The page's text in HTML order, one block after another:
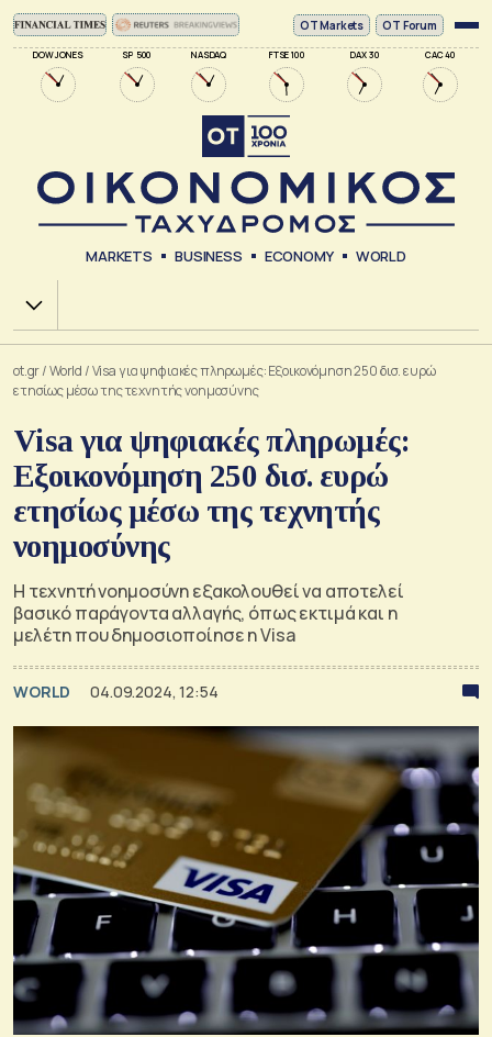
DOW JONES SP 500 NASDAQ FTSE 100 DAX 30 CAC 40
ΟΤ Markets OT Forum
MARKETS BUSINESS ECONOMY WORLD
Χ.Α.
ot.gr/World /Visa για ψηφιακές πληρωμές: Εξοικονόμηση 250 δισ. ευρώ
ετησίως μέσω της τεχνητής νοημοσύνης
Visa για ψηφιακές πληρωμές:
Εξοικονόμηση 250 δισ. ευρώ
ετησίως μέσω της τεχνητής
νοημοσύνης
Η τεχνητή νοημοσύνη εξακολουθεί να αποτελεί
βασικό παράγοντα αλλαγής, όπως εκτιμά και η
μελέτη που δημοσιοποίησε η Visa
WORLD 04.09.2024, 12:54